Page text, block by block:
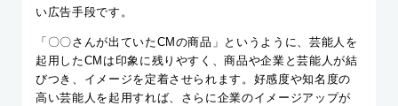
い広告手段です。
「〇〇さんが出ていたCMの商品」というように、芸能人を
起用したCMは印象に残りやすく、商品や企業と芸能人が結
びつき、イメージを定着させられます。好感度や知名度の
高い芸能人を起用すれば、さらに企業のイメージアップが